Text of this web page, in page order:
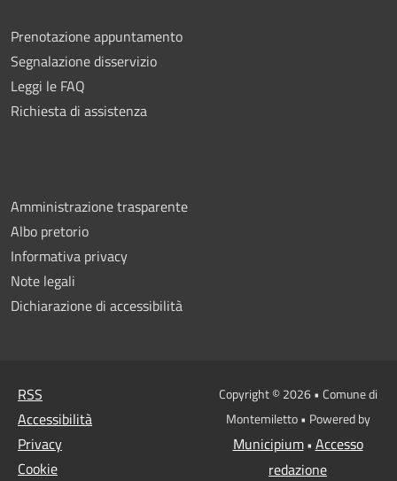
Prenotazione appuntamento
Segnalazione disservizio
Leggi le FAQ
Richiesta di assistenza
Amministrazione trasparente
Albo pretorio
Informativa privacy
Note legali
Dichiarazione di accessibilità
RSS
Accessibilità
Privacy
Cookie
Copyright © 2026 • Comune di
Montemiletto • Powered by
Municipium• Accesso
redazione